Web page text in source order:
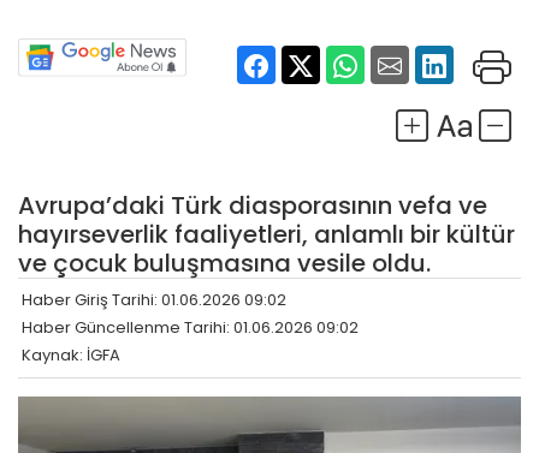
Avrupa’daki Türk diasporasının vefa ve
hayırseverlik faaliyetleri, anlamlı bir kültür
ve çocuk buluşmasına vesile oldu.
Haber Giriş Tarihi: 01.06.2026 09:02
Haber Güncellenme Tarihi: 01.06.2026 09:02
Kaynak: İGFA